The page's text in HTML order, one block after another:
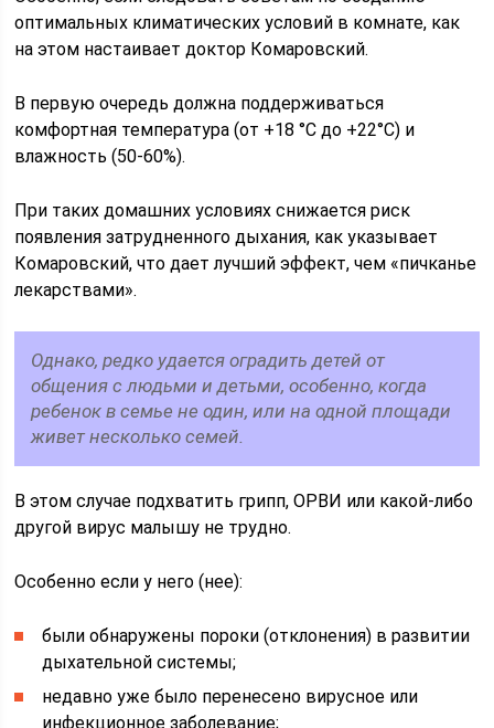
оптимальных климатических условий в комнате, как
на этом настаивает доктор Комаровский.
В первую очередь должна поддерживаться
комфортная температура (от +18 °C до +22°C) и
влажность (50-60%).
При таких домашних условиях снижается риск
появления затрудненного дыхания, как указывает
Комаровский, что дает лучший эффект, чем «пичканье
лекарствами».
Однако, редко удается оградить детей от
общения с людьми и детьми, особенно, когда
ребенок в семье не один, или на одной площади
живет несколько семей.
В этом случае подхватить грипп, ОРВИ или какой-либо
другой вирус малышу не трудно.
Особенно если у него (нее):
были обнаружены пороки (отклонения) в развитии
дыхательной системы;
недавно уже было перенесено вирусное или
инфекционное заболевание;